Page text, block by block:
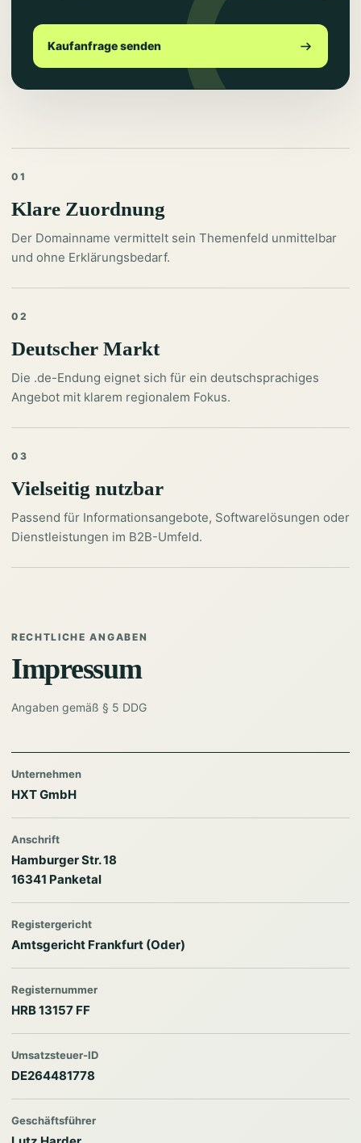
Kaufanfrage senden
01
Klare Zuordnung
Der Domainname vermittelt sein Themenfeld unmittelbar
und ohne Erklärungsbedarf.
02
Deutscher Markt
Die .de-Endung eignet sich für ein deutschsprachiges
Angebot mit klarem regionalem Fokus.
03
Vielseitig nutzbar
Passend für Informationsangebote, Softwarelösungen oder
Dienstleistungen im B2B-Umfeld.
RECHTLICHE ANGABEN
Impressum
Angaben gemäß § 5 DDG
Unternehmen
HXT GmbH
Anschrift
Hamburger Str. 18
16341 Panketal
Registergericht
Amtsgericht Frankfurt (Oder)
Registernummer
HRB 13157 FF
Umsatzsteuer-ID
DE264481778
Geschäftsführer